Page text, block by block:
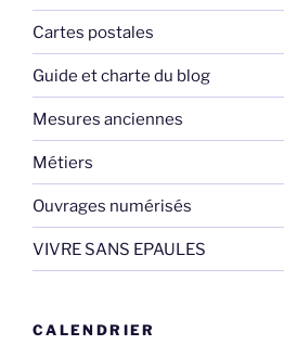
Cartes postales
Guide et charte du blog
Mesures anciennes
Métiers
Ouvrages numérisés
VIVRE SANS EPAULES
CALENDRIER